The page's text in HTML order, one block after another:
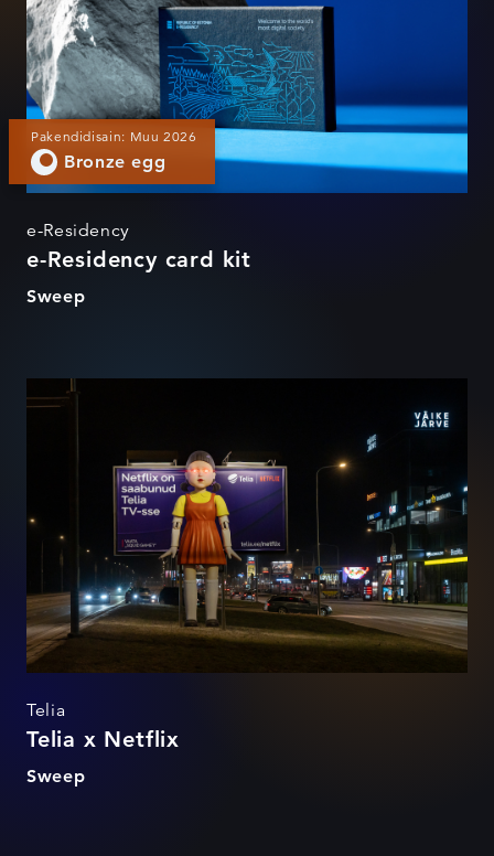
Pakendidisain: Muu 2026
Bronze egg
e-Residency
e-Residency card kit
Sweep
Telia
Telia x Netflix
Sweep